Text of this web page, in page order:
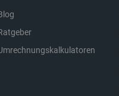
in Google Analytics
über